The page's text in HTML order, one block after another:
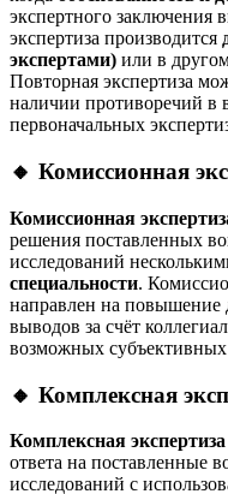
экспертного заключения
экспертиза производится
экспертами) или в
Повторная экспертиза
наличии противоречий в
первоначальных
🔸 Комиссионная
Комиссионная
решения поставленных
исследований
специальности.
направлен на повышение
выводов за счёт
возможных
🔸 Комплексная
Комплексная экспертиза
ответа на поставленные
исследований с